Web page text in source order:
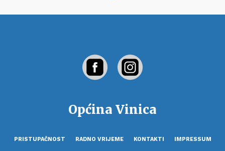
Općina Vinica
PRISTUPAČNOST RADNO VRIJEME KONTAKTI IMPRESSUM